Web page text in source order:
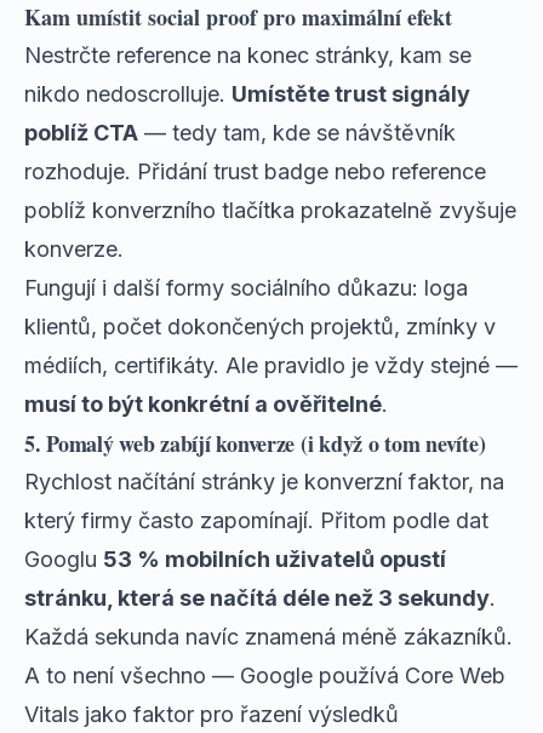
Kam umístit social proof pro maximální efekt
Nestrčte reference na konec stránky, kam se
nikdo nedoscrolluje. Umístěte trust signály
poblíž CTA — tedy tam, kde se návštěvník
rozhoduje. Přidání trust badge nebo reference
poblíž konverzního tlačítka prokazatelně zvyšuje
konverze.
Fungují i další formy sociálního důkazu: loga
klientů, počet dokončených projektů, zmínky v
médiích, certifikáty. Ale pravidlo je vždy stejné —
musí to být konkrétní a ověřitelné.
5. Pomalý web zabíjí konverze (i když o tom nevíte)
Rychlost načítání stránky je konverzní faktor, na
který firmy často zapomínají. Přitom podle dat
Googlu 53 % mobilních uživatelů opustí
stránku, která se načítá déle než 3 sekundy.
Každá sekunda navíc znamená méně zákazníků.
A to není všechno — Google používá Core Web
Vitals jako faktor pro řazení výsledků